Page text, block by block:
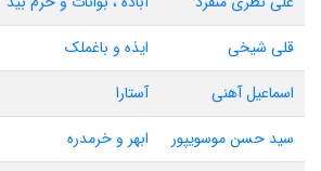
قلی شیخی
ایذه و باغملک
اسماعیل آهنی
آستارا
سید حسن موسویپور
ابهر و خرمدره